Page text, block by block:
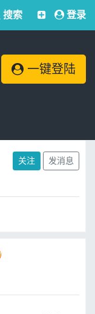
搜索 登录
一键登陆
关注 发消息